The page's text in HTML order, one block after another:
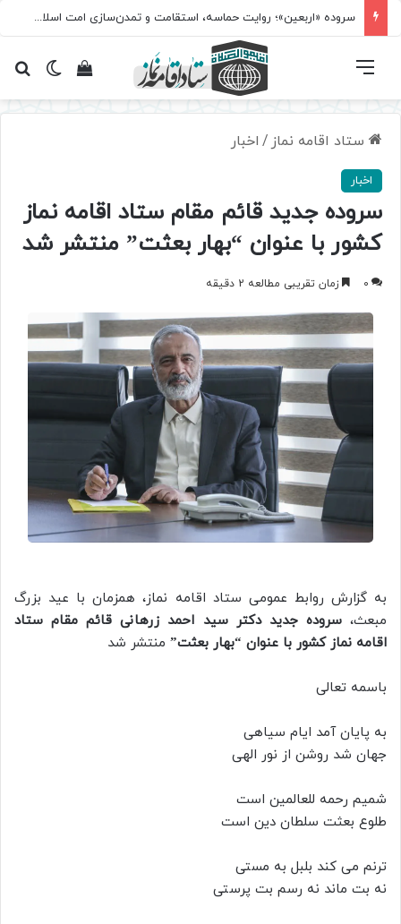
سروده‌ «اربعین»؛ روایت حماسه، استقامت و تمدن‌سازی امت اسلامی
تغییرمشاهده فهرست
ستاد اقامه نماز / اخبار
اخبار
سروده جدید قائم مقام ستاد اقامه نماز
کشور با عنوان “بهار بعثت” منتشر شد
0 زمان تقریبی مطالعه 2 دقیقه
به گزارش روابط عمومی ستاد اقامه نماز، همزمان با عید بزرگ
مبعث،سروده جدید دکتر سید احمد زرهانی قائم مقام ستاد
اقامه نماز کشور با عنوان “بهار بعثت” منتشر شد
باسمه تعالی
به پایان آمد ایام سیاهی
جهان شد روشن از نور الهی
شمیم رحمه للعالمین است
طلوع بعثت سلطان دین است
ترنم می کند بلبل به مستی
نه بت ماند نه رسم بت پرستی